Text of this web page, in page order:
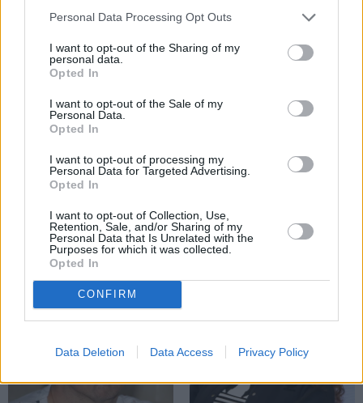
Personal Data Processing Opt Outs
I want to opt-out of the Sharing of my
personal data.
Opted In
I want to opt-out of the Sale of my
Personal Data.
Opted In
I want to opt-out of processing my
Personal Data for Targeted Advertising.
Opted In
I want to opt-out of Collection, Use,
Retention, Sale, and/or Sharing of my
Personal Data that Is Unrelated with the
Purposes for which it was collected.
Opted In
CONFIRM
Data Deletion Data Access Privacy Policy
FOTO: «Man sākās jauna dzīves
dimensija.» Naumova paziņo skaistus
jaunumus ģimenē
MENTĀLĀ VESELĪBA